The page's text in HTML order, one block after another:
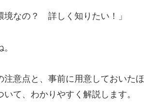
境なの？ 詳しく知りたい！」
意点と、事前に用意しておいたほ
て、わかりやすく解説します。